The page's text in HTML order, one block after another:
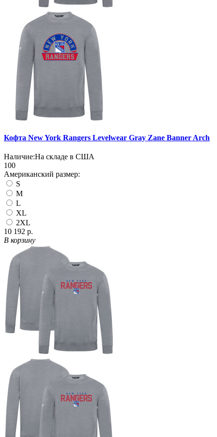
Кофта New York Rangers Levelwear Gray Zane Banner Arch
Наличие:На складе в США
100
Американский размер:
S
M
L
XL
2XL
10 192 р.
В корзину